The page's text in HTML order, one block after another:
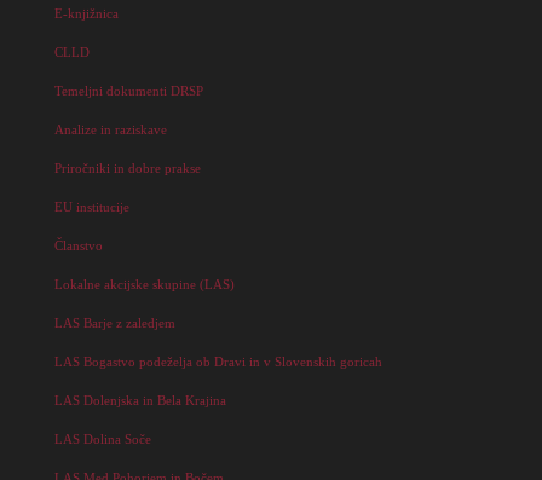
E-knjižnica
CLLD
Temeljni dokumenti DRSP
Analize in raziskave
Priročniki in dobre prakse
EU institucije
Članstvo
Lokalne akcijske skupine (LAS)
LAS Barje z zaledjem
LAS Bogastvo podeželja ob Dravi in v Slovenskih goricah
LAS Dolenjska in Bela Krajina
LAS Dolina Soče